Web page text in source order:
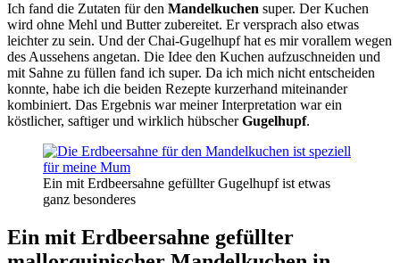
Ich fand die Zutaten für den Mandelkuchen super. Der Kuchen
wird ohne Mehl und Butter zubereitet. Er versprach also etwas
leichter zu sein. Und der Chai-Gugelhupf hat es mir vorallem wegen
des Aussehens angetan. Die Idee den Kuchen aufzuschneiden und
mit Sahne zu füllen fand ich super. Da ich mich nicht entscheiden
konnte, habe ich die beiden Rezepte kurzerhand miteinander
kombiniert. Das Ergebnis war meiner Interpretation war ein
köstlicher, saftiger und wirklich hübscherGugelhupf.
Ein mit Erdbeersahne gefüllter Gugelhupf ist etwas
ganz besonderes
Ein mit Erdbeersahne gefüllter